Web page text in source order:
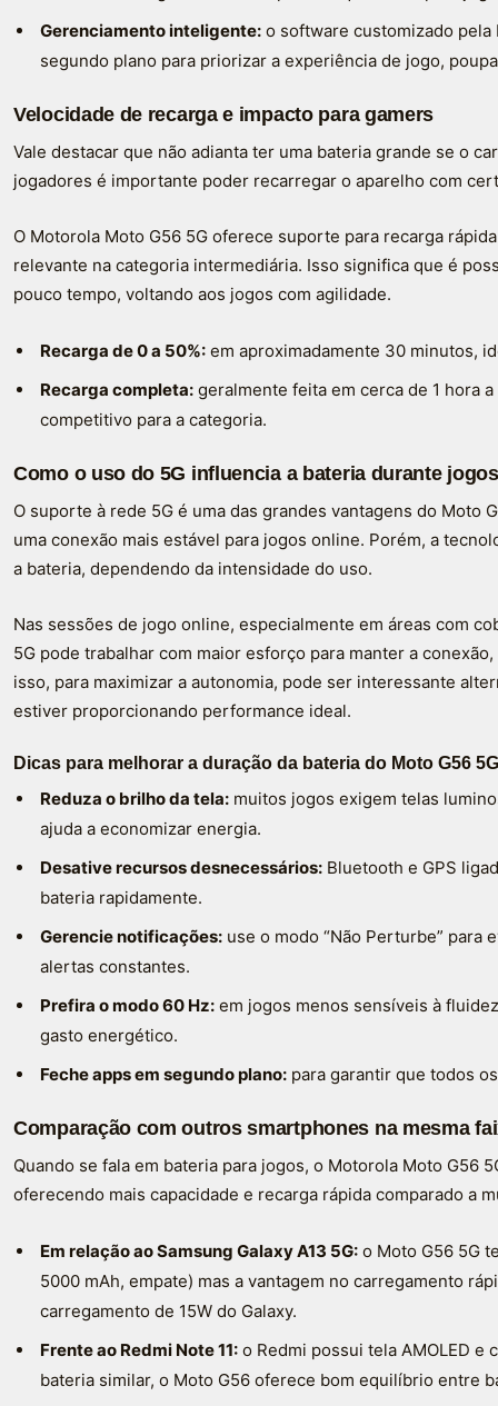
Gerenciamento inteligente: o software customizado
segundo plano para priorizar a experiência de jogo,
Velocidade de recarga e impacto para gamers
Vale destacar que não adianta ter uma bateria grande se o
jogadores é importante poder recarregar o aparelho com
O Motorola Moto G56 5G oferece suporte para recarga
relevante na categoria intermediária. Isso significa que é
pouco tempo, voltando aos jogos com agilidade.
Recarga de 0 a 50%: em aproximadamente 30 minutos,
Recarga completa: geralmente feita em cerca de 1 hora
competitivo para a categoria.
Como o uso do 5G influencia a bateria durante
O suporte à rede 5G é uma das grandes vantagens do Moto
uma conexão mais estável para jogos online. Porém, a
a bateria, dependendo da intensidade do uso.
Nas sessões de jogo online, especialmente em áreas com
5G pode trabalhar com maior esforço para manter a
isso, para maximizar a autonomia, pode ser interessante
estiver proporcionando performance ideal.
Dicas para melhorar a duração da bateria do Moto G56
Reduza o brilho da tela: muitos jogos exigem telas
ajuda a economizar energia.
Desative recursos desnecessários: Bluetooth e GPS
bateria rapidamente.
Gerencie notificações: use o modo “Não Perturbe” para
alertas constantes.
Prefira o modo 60 Hz: em jogos menos sensíveis à
gasto energético.
Feche apps em segundo plano: para garantir que todos
Comparação com outros smartphones na mesma
Quando se fala em bateria para jogos, o Motorola Moto G56
oferecendo mais capacidade e recarga rápida comparado a
Em relação ao Samsung Galaxy A13 5G: o Moto G56 5G
5000 mAh, empate) mas a vantagem no carregamento
carregamento de 15W do Galaxy.
Frente ao Redmi Note 11: o Redmi possui tela AMOLED
bateria similar, o Moto G56 oferece bom equilíbrio entre